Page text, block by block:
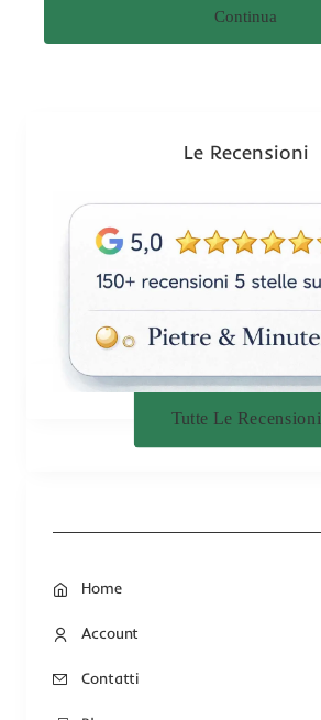
z
Continua
Le Recensioni
Tutte Le Recensioni
Home
Account
Contatti